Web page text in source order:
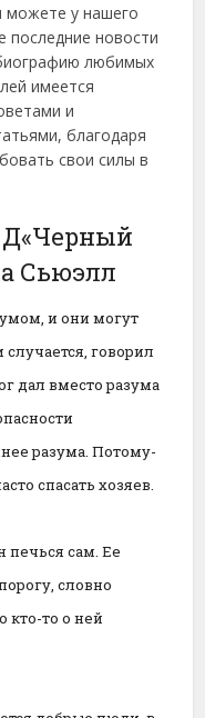
можете у нашего
последние новости
любимых
имеется
и
благодаря
свои силы в
Сьюэлл
и они могут
говорил
дал вместо разума
разума. Потому-
спасать хозяев.
печься сам. Ее
словно
кто-то о ней